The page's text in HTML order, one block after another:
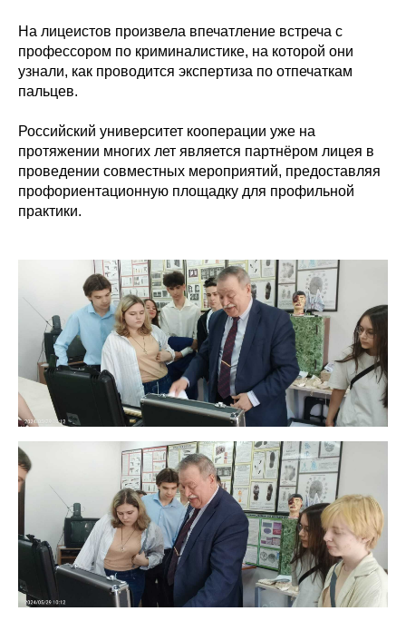
На лицеистов произвела впечатление встреча с
профессором по криминалистике, на которой они
узнали, как проводится экспертиза по отпечаткам
пальцев.
Российский университет кооперации уже на
протяжении многих лет является партнёром лицея в
проведении совместных мероприятий, предоставляя
профориентационную площадку для профильной
практики.